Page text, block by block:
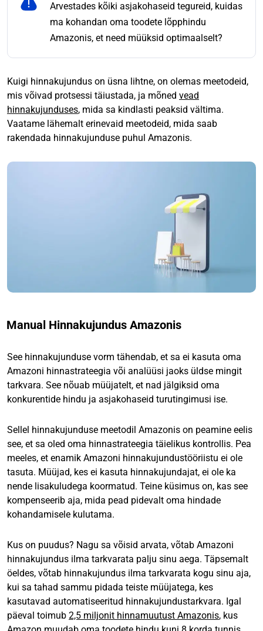
Arvestades kõiki asjakohaseid tegureid, kuidas
ma kohandan oma toodete lõpphindu
Amazonis, et need müüksid optimaalselt?
Kuigi hinnakujundus on üsna lihtne, on olemas meetodeid,
mis võivad protsessi täiustada, ja mõned vead
hinnakujunduses, mida sa kindlasti peaksid vältima.
Vaatame lähemalt erinevaid meetodeid, mida saab
rakendada hinnakujunduse puhul Amazonis.
Manual Hinnakujundus Amazonis
See hinnakujunduse vorm tähendab, et sa ei kasuta oma
Amazoni hinnastrateegia või analüüsi jaoks üldse mingit
tarkvara. See nõuab müüjatelt, et nad jälgiksid oma
konkurentide hindu ja asjakohaseid turutingimusi ise.
Sellel hinnakujunduse meetodil Amazonis on peamine eelis
see, et sa oled oma hinnastrateegia täielikus kontrollis. Pea
meeles, et enamik Amazoni hinnakujundustööriistu ei ole
tasuta. Müüjad, kes ei kasuta hinnakujundajat, ei ole ka
nende lisakuludega koormatud. Teine küsimus on, kas see
kompenseerib aja, mida pead pidevalt oma hindade
kohandamisele kulutama.
Kus on puudus? Nagu sa võisid arvata, võtab Amazoni
hinnakujundus ilma tarkvarata palju sinu aega. Täpsemalt
öeldes, võtab hinnakujundus ilma tarkvarata kogu sinu aja,
kui sa tahad sammu pidada teiste müüjatega, kes
kasutavad automatiseeritud hinnakujundustarkvara. Igal
päeval toimub 2,5 miljonit hinnamuutust Amazonis, kus